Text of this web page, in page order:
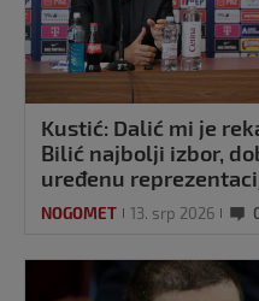
Kustić: Dalić mi je
Bilić najbolji izbor,
uređenu
NOGOMET 13. srp 2026